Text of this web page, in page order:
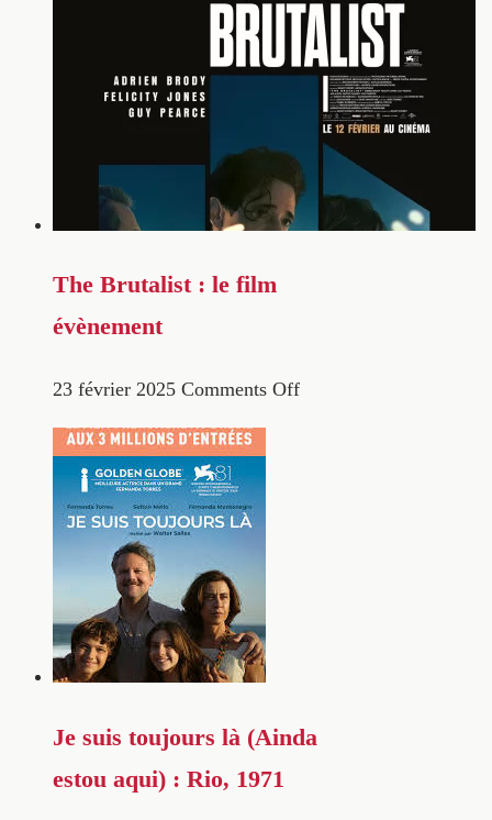
The Brutalist : le film
évènement
23 février 2025 Comments Off
Je suis toujours là (Ainda
estou aqui) : Rio, 1971